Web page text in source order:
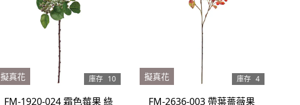
庫存 10
擬真花
FM-1920-024 霜色莓果 綠
庫存 4
擬真花
FM-2636-003 帶葉薔薇果